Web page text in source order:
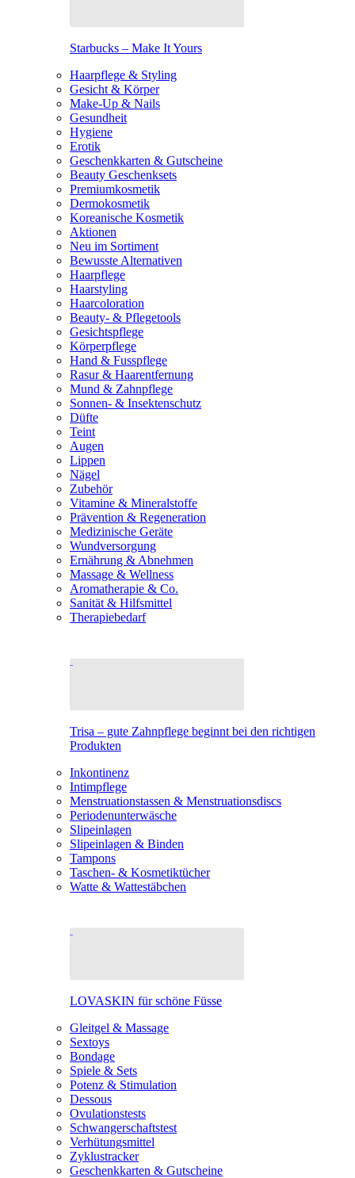
Starbucks – Make It Yours
Haarpflege & Styling
Gesicht & Körper
Make-Up & Nails
Gesundheit
Hygiene
Erotik
Geschenkkarten & Gutscheine
Beauty Geschenksets
Premiumkosmetik
Dermokosmetik
Koreanische Kosmetik
Aktionen
Neu im Sortiment
Bewusste Alternativen
Haarpflege
Haarstyling
Haarcoloration
Beauty- & Pflegetools
Gesichtspflege
Körperpflege
Hand & Fusspflege
Rasur & Haarentfernung
Mund & Zahnpflege
Sonnen- & Insektenschutz
Düfte
Teint
Augen
Lippen
Nägel
Zubehör
Vitamine & Mineralstoffe
Prävention & Regeneration
Medizinische Geräte
Wundversorgung
Ernährung & Abnehmen
Massage & Wellness
Aromatherapie & Co.
Sanität & Hilfsmittel
Therapiebedarf
Trisa – gute Zahnpflege beginnt bei den richtigen
Produkten
Inkontinenz
Intimpflege
Menstruationstassen & Menstruationsdiscs
Periodenunterwäsche
Slipeinlagen
Slipeinlagen & Binden
Tampons
Taschen- & Kosmetiktücher
Watte & Wattestäbchen
LOVASKIN für schöne Füsse
Gleitgel & Massage
Sextoys
Bondage
Spiele & Sets
Potenz & Stimulation
Dessous
Ovulationstests
Schwangerschaftstest
Verhütungsmittel
Zyklustracker
Geschenkkarten & Gutscheine